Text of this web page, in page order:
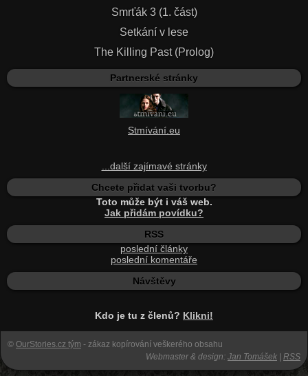
Smrťák 3 (1. část)
Setkání v lese
The Killing Past (Prolog)
Partnerské stránky
Stmívání.eu
...další zajímavé stránky
Chcete přidat vaši tvorbu?
Toto může být i váš web.
Jak přidám povídku?
RSS
poslední články
poslední komentáře
Návštěvy
Kdo je tu z členů? Klikni!
© OurStories.cz tým - zákaz kopírování veškerého obsahu
Webmaster & design: Jan Tomášek RSS